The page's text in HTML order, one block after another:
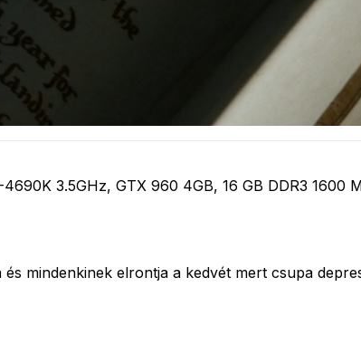
3.5GHz, GTX 960 4GB, 16 GB DDR3 1600
mindenkinek elrontja a kedvét mert csupa